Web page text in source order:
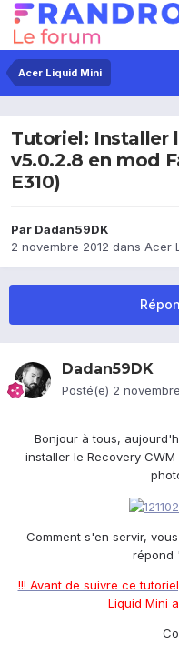
Acer Liquid Mini
Tutoriel: Installer
v5.0.2.8 en mod
E310)
Par Dadan59DK
2 novembre 2012 dans Acer
Dadan59DK
Posté(e) 2
Bonjour à tous,
installer le Recovery
Comment s'en servir,
répond
!!! Avant de suivre ce
Liquid Mini